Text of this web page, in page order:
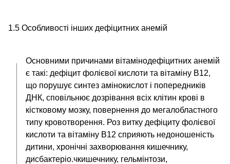
1.5 Особливості інших дефіцитних анемій
Основними причинами вітамінодефіцитних анемій
є такі: дефіцит фолієвої кислоти та вітаміну В12,
що порушує синтез амінокислот і попередників
ДНК, сповільнює дозрівання всіх клітин крові в
кістковому мозку, повернення до мегалобластного
типу кровотворення. Роз витку дефіциту фолієвої
кислоти та вітаміну В12 сприяють недоношеність
дитини, хронічні захворювання кишечнику,
дисбактеріо.чкишечнику, гельмінтози,